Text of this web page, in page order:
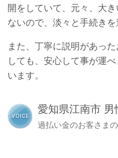
開をしていて、元々、大
ないので、淡々と手続きを
また、丁寧に説明があっ
しても、安心して事が運
います。
愛知県江南市 男
過払い金のお客さま